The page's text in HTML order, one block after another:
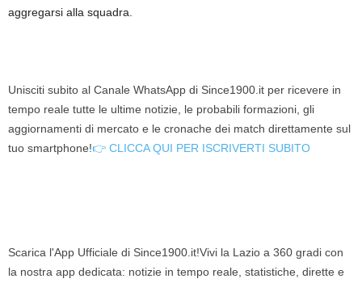
aggregarsi alla squadra.
Unisciti subito al Canale WhatsApp di Since1900.it per ricevere in
tempo reale tutte le ultime notizie, le probabili formazioni, gli
aggiornamenti di mercato e le cronache dei match direttamente sul
tuo smartphone!👉 CLICCA QUI PER ISCRIVERTI SUBITO
Scarica l'App Ufficiale di Since1900.it!Vivi la Lazio a 360 gradi con
la nostra app dedicata: notizie in tempo reale, statistiche, dirette e